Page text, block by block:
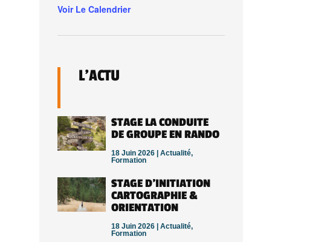
Voir Le Calendrier
L’ACTU
STAGE LA CONDUITE
DE GROUPE EN RANDO
18 Juin 2026 |Actualité,
Formation
STAGE D’INITIATION
CARTOGRAPHIE &
ORIENTATION
18 Juin 2026 |Actualité,
Formation